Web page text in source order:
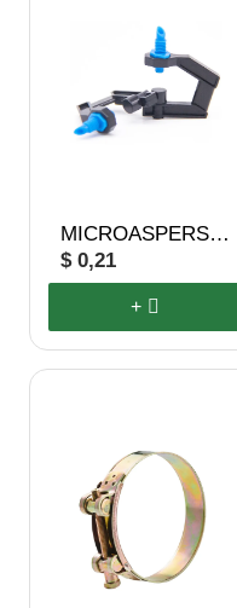
MICROASPERSOR
$ 0,21
+